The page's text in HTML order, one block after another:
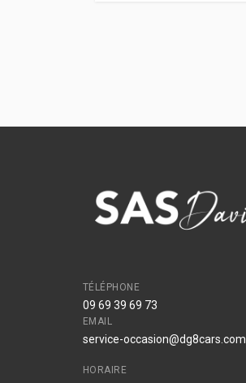
TÉLÉPHONE
09 69 39 69 73
EMAIL
service-occasion@dg8cars.com
HORAIRE